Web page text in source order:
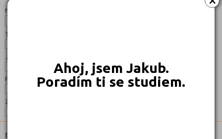
Ahoj, jsem Jakub.
Poradím ti se studiem.
Název:
Typ:
Jazyk:
Forma:
Zaměření:
Ekonomika a podnikání (6341M01)